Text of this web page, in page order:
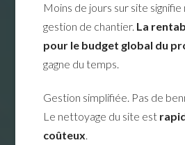
Moins de jours sur site
gestion de chantier. La
pour le budget global du
gagne du temps.
Gestion simplifiée. Pas de
Le nettoyage du site est
coûteux.